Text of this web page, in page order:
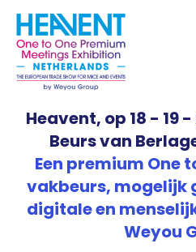
naar
inhoud
Heavent, op 18 - 19
Beurs van
Een premium One
vakbeurs, mogelijk
digitale en
Weyou